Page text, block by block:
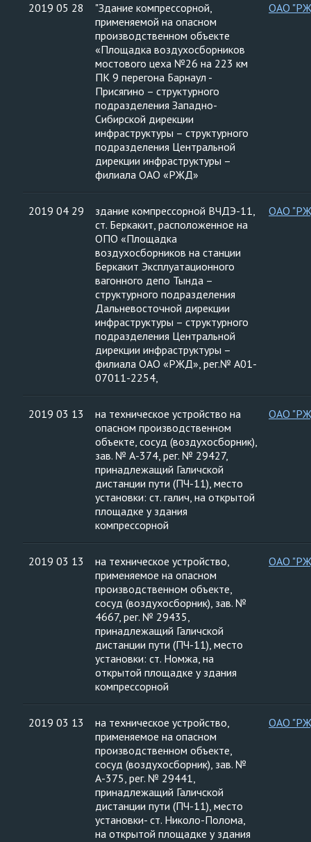
2019 05 28
"Здание компрессорной,
применяемой на опасном
производственном объекте
«Площадка воздухосборников
мостового цеха №26 на 223 км
ПК 9 перегона Барнаул -
Присягино – структурного
подразделения Западно-
Сибирской дирекции
инфраструктуры – структурного
подразделения Центральной
дирекции инфраструктуры –
филиала ОАО «РЖД»
ОАО
2019 04 29
здание компрессорной ВЧДЭ-11,
ст. Беркакит, расположенное на
ОПО «Площадка
воздухосборников на станции
Беркакит Эксплуатационного
вагонного депо Тында –
структурного подразделения
Дальневосточной дирекции
инфраструктуры – структурного
подразделения Центральной
дирекции инфраструктуры –
филиала ОАО «РЖД», рег.№ А01-
07011-2254,
ОАО
2019 03 13
на техническое устройство на
опасном производственном
объекте, сосуд (воздухосборник),
зав. № А-374, рег. № 29427,
принадлежащий Галичской
дистанции пути (ПЧ-11), место
установки: ст. галич, на открытой
площадке у здания
компрессорной
ОАО
2019 03 13
на техническое устройство,
применяемое на опасном
производственном объекте,
сосуд (воздухосборник), зав. №
4667, рег. № 29435,
принадлежащий Галичской
дистанции пути (ПЧ-11), место
установки: ст. Номжа, на
открытой площадке у здания
компрессорной
ОАО
2019 03 13
на техническое устройство,
применяемое на опасном
производственном объекте,
сосуд (воздухосборник), зав. №
А-375, рег. № 29441,
принадлежащий Галичской
дистанции пути (ПЧ-11), место
установки- ст. Николо-Полома,
на открытой площадке у здания
ОАО